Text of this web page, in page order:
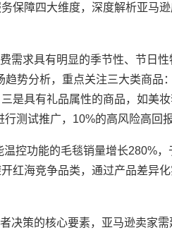
保障四大维度，深度解析亚马
需求具有明显的季节性、节日
势分析，重点关注三大类商品
是具有礼品属性的商品，如美
测试推广，10%的高风险高回
控功能的毛毯销量增长280%
红海竞争品类，通过产品差异
决策的核心要素，亚马逊卖家